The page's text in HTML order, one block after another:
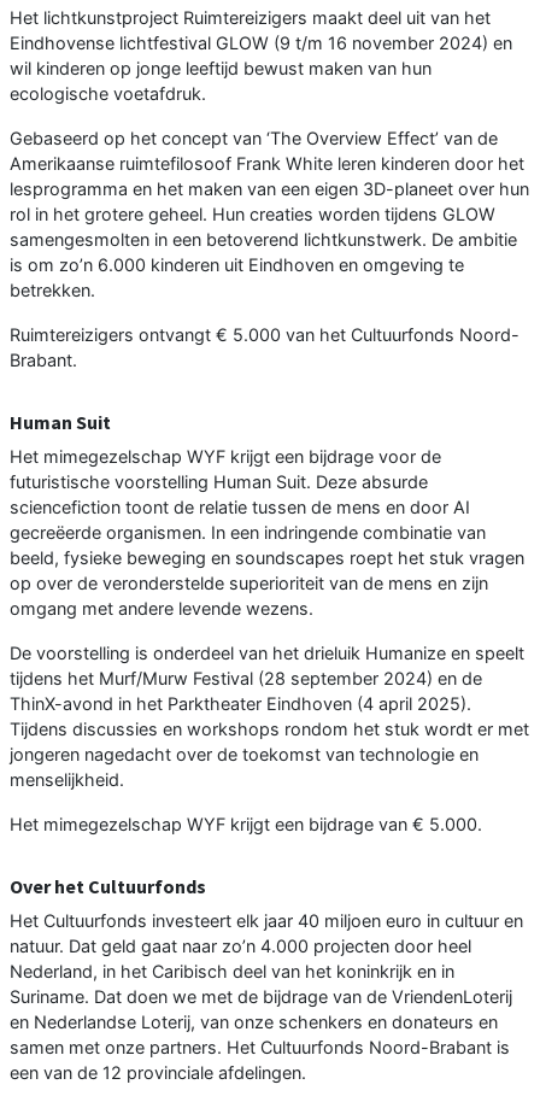
Het lichtkunstproject Ruimtereizigers maakt deel uit van het
Eindhovense lichtfestival GLOW (9 t/m 16 november 2024) en
wil kinderen op jonge leeftijd bewust maken van hun
ecologische voetafdruk.
Gebaseerd op het concept van ‘The Overview Effect’ van de
Amerikaanse ruimtefilosoof Frank White leren kinderen door het
lesprogramma en het maken van een eigen 3D-planeet over hun
rol in het grotere geheel. Hun creaties worden tijdens GLOW
samengesmolten in een betoverend lichtkunstwerk. De ambitie
is om zo’n 6.000 kinderen uit Eindhoven en omgeving te
betrekken.
Ruimtereizigers ontvangt € 5.000 van het Cultuurfonds Noord-
Brabant.
Human Suit
Het mimegezelschap WYF krijgt een bijdrage voor de
futuristische voorstelling Human Suit. Deze absurde
sciencefiction toont de relatie tussen de mens en door AI
gecreëerde organismen. In een indringende combinatie van
beeld, fysieke beweging en soundscapes roept het stuk vragen
op over de veronderstelde superioriteit van de mens en zijn
omgang met andere levende wezens.
De voorstelling is onderdeel van het drieluik Humanize en speelt
tijdens het Murf/Murw Festival (28 september 2024) en de
ThinX-avond in het Parktheater Eindhoven (4 april 2025).
Tijdens discussies en workshops rondom het stuk wordt er met
jongeren nagedacht over de toekomst van technologie en
menselijkheid.
Het mimegezelschap WYF krijgt een bijdrage van € 5.000.
Over het Cultuurfonds
Het Cultuurfonds investeert elk jaar 40 miljoen euro in cultuur en
natuur. Dat geld gaat naar zo’n 4.000 projecten door heel
Nederland, in het Caribisch deel van het koninkrijk en in
Suriname. Dat doen we met de bijdrage van de VriendenLoterij
en Nederlandse Loterij, van onze schenkers en donateurs en
samen met onze partners. Het Cultuurfonds Noord-Brabant is
een van de 12 provinciale afdelingen.